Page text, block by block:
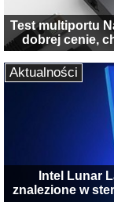
Test multiportu
dobrej cenie,
Intel Lunar
znalezione w
Aktualności